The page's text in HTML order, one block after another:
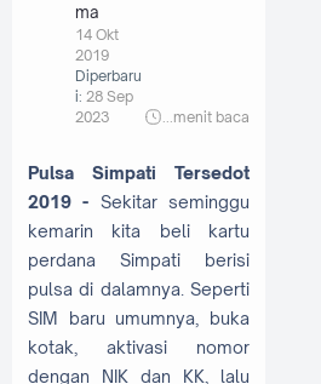
ma
14 Okt
2019
Diperbaru
i: 28 Sep
2023
menit baca
Pulsa Simpati Tersedot
2019 - Sekitar seminggu
kemarin kita beli kartu
perdana Simpati berisi
pulsa di dalamnya. Seperti
SIM baru umumnya, buka
kotak, aktivasi nomor
dengan NIK dan KK, lalu